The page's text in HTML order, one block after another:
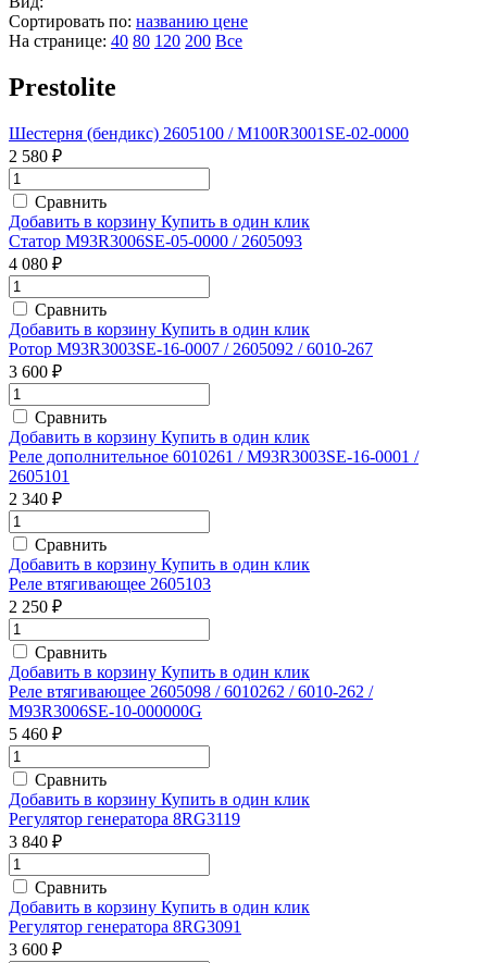
Сортировать по: названию цене
На странице: 40 80 120 200 Все
Prestolite
Шестерня (бендикс) 2605100 / M100R3001SE-02-0000
2 580 ₽
Сравнить
Добавить в корзину Купить в один клик
Статор M93R3006SE-05-0000 / 2605093
4 080 ₽
Сравнить
Добавить в корзину Купить в один клик
Ротор M93R3003SE-16-0007 / 2605092 / 6010-267
3 600 ₽
Сравнить
Добавить в корзину Купить в один клик
Реле дополнительное 6010261 / M93R3003SE-16-0001 /
2605101
2 340 ₽
Сравнить
Добавить в корзину Купить в один клик
Реле втягивающее 2605103
2 250 ₽
Сравнить
Добавить в корзину Купить в один клик
Реле втягивающее 2605098 / 6010262 / 6010-262 /
M93R3006SE-10-000000G
5 460 ₽
Сравнить
Добавить в корзину Купить в один клик
Регулятор генератора 8RG3119
3 840 ₽
Сравнить
Добавить в корзину Купить в один клик
Регулятор генератора 8RG3091
3 600 ₽